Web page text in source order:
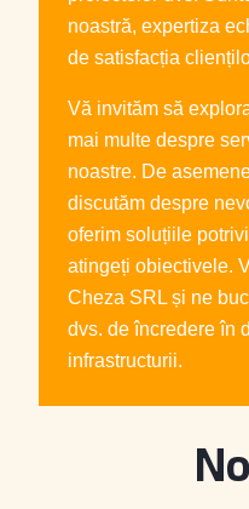
noastră, expertiza
de satisfacția
Vă invităm să
mai multe despre
noastre. De
discutăm despre
oferim soluțiile
atingeți obiectivele.
Cheza SRL și ne
dvs. de încredere în
infrastructurii.